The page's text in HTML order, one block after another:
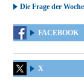
Die Frage der
FACEBOOK
X